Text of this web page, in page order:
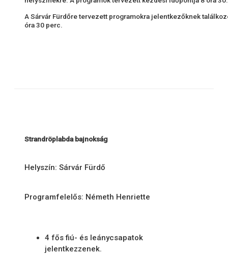
A Sárvár Fürdőre tervezett programokra jelentkezőknek
óra 30 perc.
Strandröplabda bajnokság
Helyszín: Sárvár Fürdő
Programfelelős: Németh Henriette
4 fős fiú- és leánycsapatok
jelentkezzenek.